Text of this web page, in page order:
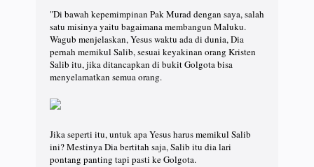
"Di bawah kepemimpinan Pak Murad dengan saya, salah
satu misinya yaitu bagaimana membangun Maluku.
Wagub menjelaskan, Yesus waktu ada di dunia, Dia
pernah memikul Salib, sesuai keyakinan orang Kristen
Salib itu, jika ditancapkan di bukit Golgota bisa
menyelamatkan semua orang.
Jika seperti itu, untuk apa Yesus harus memikul Salib
ini? Mestinya Dia bertitah saja, Salib itu dia lari
pontang panting tapi pasti ke Golgota.